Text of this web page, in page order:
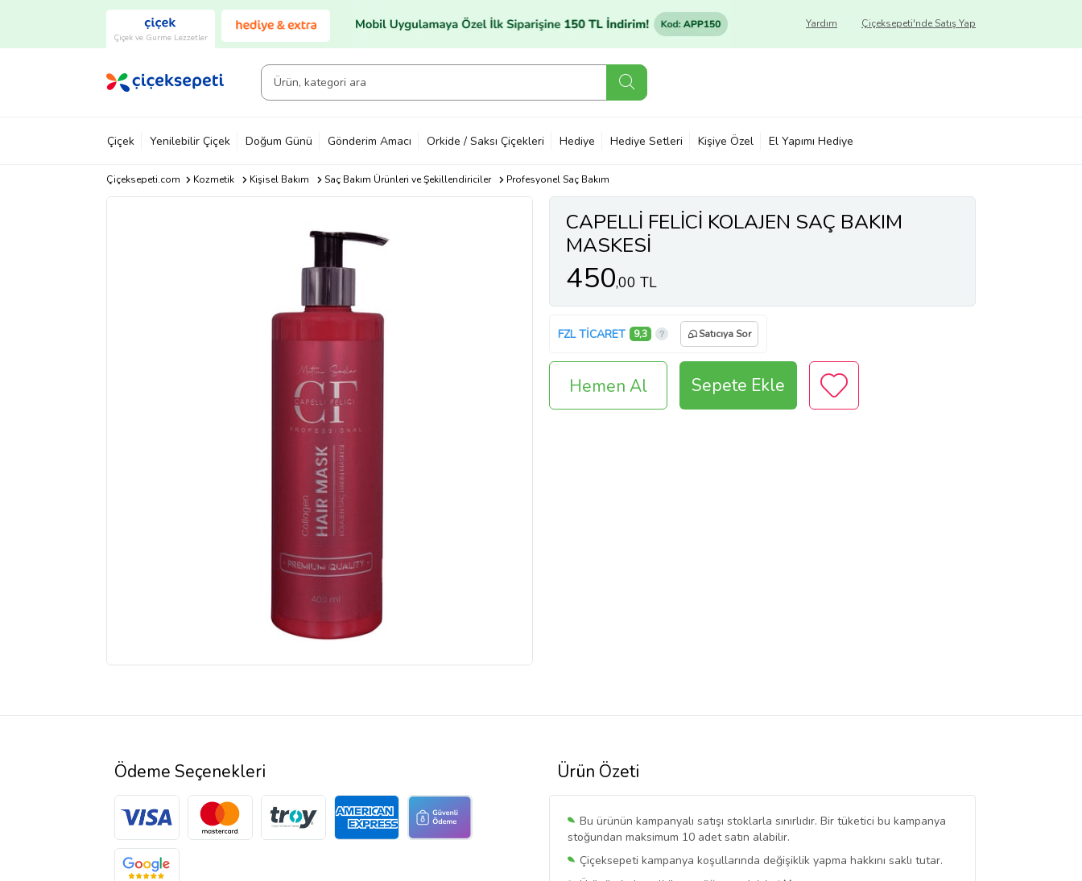
Çiçek ve Gurme Lezzetler
Çiçeksepeti'nde Satış Yap
Yardım
Çiçek Yenilebilir Çiçek Doğum Günü Gönderim Amacı Orkide / Saksı Çiçekleri Hediye Hediye Setleri Kişiye Özel El Yapımı Hediye
Çiçeksepeti.com Kozmetik Kişisel Bakım Saç Bakım Ürünleri ve Şekillendiriciler Profesyonel Saç Bakım
CAPELLİ FELİCİ KOLAJEN SAÇ BAKIM
MASKESİ
450,00 TL
FZL TİCARET 9,3 Satıcıya Sor
Hemen Al Sepete Ekle
Ürün Özeti
Bu ürünün kampanyalı satışı stoklarla sınırlıdır. Bir tüketici bu kampanya
stoğundan maksimum 10 adet satın alabilir.
Çiçeksepeti kampanya koşullarında değişiklik yapma hakkını saklı tutar.
Ödeme Seçenekleri